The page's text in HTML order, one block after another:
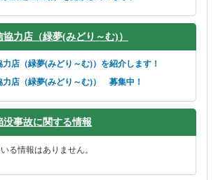
力店（緑夢(みどり～む)）
店（緑夢(みどり～む)）を紹介します！
力店（緑夢(みどり～む)） 募集中！
没事故に関する情報
る情報はありません。